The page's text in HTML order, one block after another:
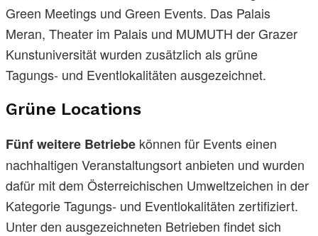
Green Meetings und Green Events. Das Palais
Meran, Theater im Palais und MUMUTH der Grazer
Kunstuniversität wurden zusätzlich als grüne
Tagungs- und Eventlokalitäten ausgezeichnet.
Grüne Locations
Fünf weitere Betriebe können für Events einen
nachhaltigen Veranstaltungsort anbieten und wurden
dafür mit dem Österreichischen Umweltzeichen in der
Kategorie Tagungs- und Eventlokalitäten zertifiziert.
Unter den ausgezeichneten Betrieben findet sich